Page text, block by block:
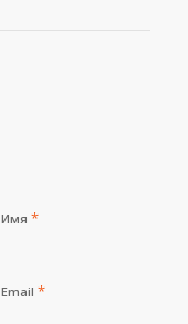
Имя *
Email *